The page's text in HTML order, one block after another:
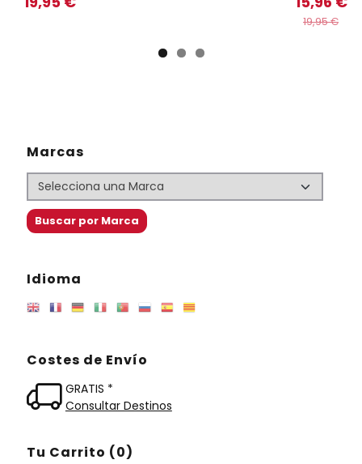
Marcas
Idioma
Costes de Envío
GRATIS *
Consultar Destinos
Tu Carrito (0)
19,95 €